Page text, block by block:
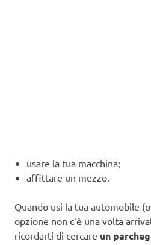
usare la tua macchina;
affittare un mezzo.
Quando usi la tua automobile
opzione non c’è una volta
ricordarti di cercare un